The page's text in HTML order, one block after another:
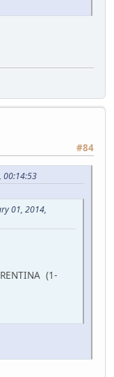
#84
00:14:53
01, 2014,
(1-